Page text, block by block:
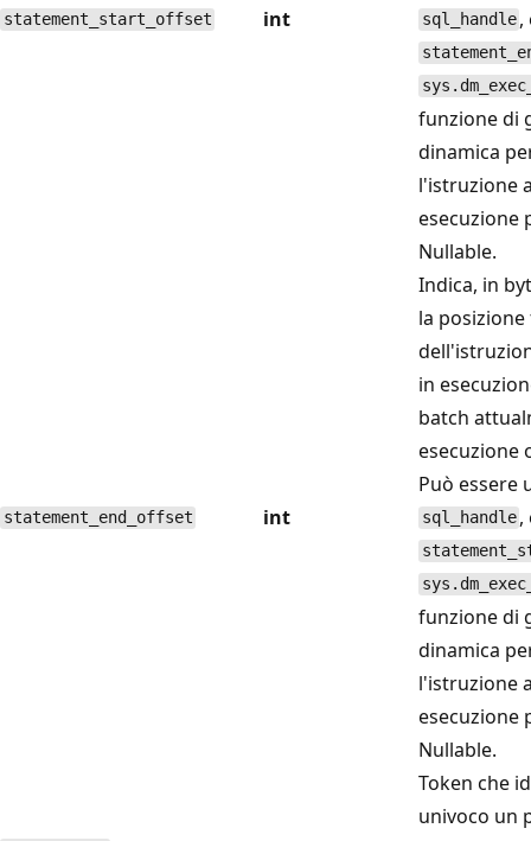
statement_start_offset int sql_handle ,
funzione di
dinamica
l'istruzione
esecuzione
Nullable.
statement_end_offset int
Indica, in
la
in
batch
esecuzione
Può essere
sql_handle ,
funzione di
dinamica
l'istruzione
esecuzione
Nullable.
Token che
univoco un